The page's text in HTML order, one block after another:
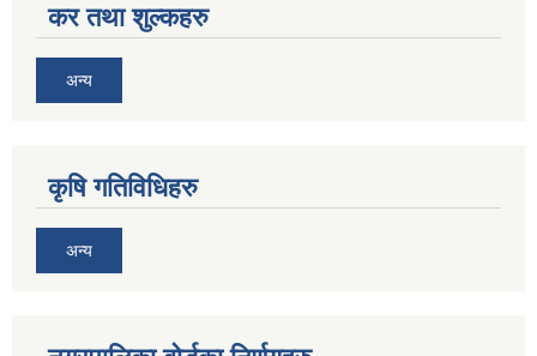
कर तथा शुल्कहरु
अन्य
कृषि गतिविधिहरु
अन्य